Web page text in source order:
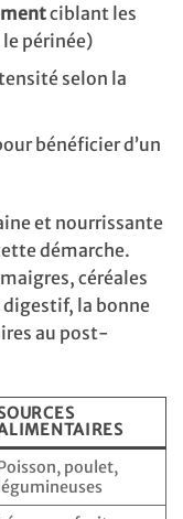
ciblant les
périnée)
selon la
bénéficier d’un
et nourrissante
démarche.
céréales
la bonne
au post-
poulet,
légumineuses